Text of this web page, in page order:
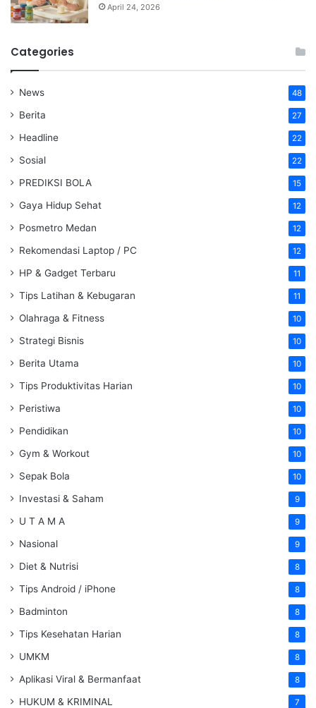
April 24, 2026
Categories
News 48
Berita 27
Headline 22
Sosial 22
PREDIKSI BOLA 15
Gaya Hidup Sehat 12
Posmetro Medan 12
Rekomendasi Laptop / PC 12
HP & Gadget Terbaru 11
Tips Latihan & Kebugaran 11
Olahraga & Fitness 10
Strategi Bisnis 10
Berita Utama 10
Tips Produktivitas Harian 10
Peristiwa 10
Pendidikan 10
Gym & Workout 10
Sepak Bola 10
Investasi & Saham 9
U T A M A 9
Nasional 9
Diet & Nutrisi 8
Tips Android / iPhone 8
Badminton 8
Tips Kesehatan Harian 8
UMKM 8
Aplikasi Viral & Bermanfaat 8
HUKUM & KRIMINAL 7